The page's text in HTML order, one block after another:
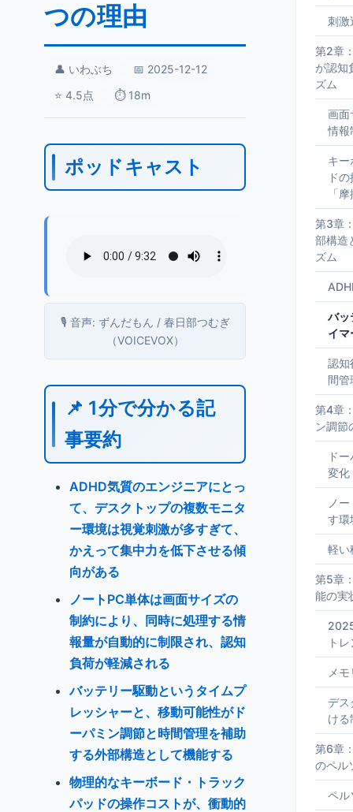
つの理由
👤 いわぶち
📅 2025-12-12
⭐ 4.5点
⏱️ 18m
ポッドキャスト
🎙️ 音声: ずんだもん / 春日部つむぎ
（VOICEVOX）
📌 1分で分かる記
事要約
ADHD気質のエンジニアにとっ
て、デスクトップの複数モニタ
ー環境は視覚刺激が多すぎて、
かえって集中力を低下させる傾
向がある
ノートPC単体は画面サイズの
制約により、同時に処理する情
報量が自動的に制限され、認知
負荷が軽減される
バッテリー駆動というタイムプ
レッシャーと、移動可能性がド
ーパミン調節と時間管理を補助
する外部構造として機能する
物理的なキーボード・トラック
パッドの操作コストが、衝動的
刺激
第2章
が認知
ズム
画面
情報
キー
ド
「
第3章
部構造
ズム
バッ
イマ
認知
間管
第4章
ン調節
ド
変化
ノ
す環
軽い
第5章
能の実
ト
メ
デス
ける
第6章
のペル
ペル